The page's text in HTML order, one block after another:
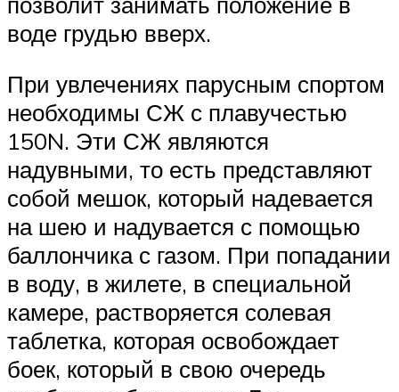
воде грудью вверх.
При увлечениях парусным спортом
необходимы СЖ с плавучестью
150N. Эти СЖ являются
надувными, то есть представляют
собой мешок, который надевается
на шею и надувается с помощью
баллончика с газом. При попадании
в воду, в жилете, в специальной
камере, растворяется солевая
таблетка, которая освобождает
боек, который в свою очередь